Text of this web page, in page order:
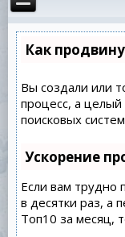
Как
Вы создали или
процесс, а
поисковых
Ускорение
Если вам трудно
в десятки раз, а
Топ10 за месяц,